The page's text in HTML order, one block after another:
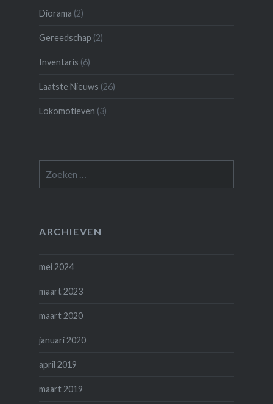
Diorama (2)
Gereedschap (2)
Inventaris (6)
Laatste Nieuws (26)
Lokomotieven (3)
naar:
ARCHIEVEN
mei 2024
maart 2023
maart 2020
januari 2020
april 2019
maart 2019